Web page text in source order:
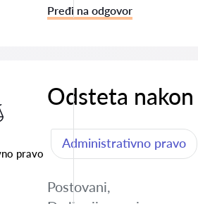
Pređi na odgovor
pravo
Odsteta
Administrativno pravo
Postovani,